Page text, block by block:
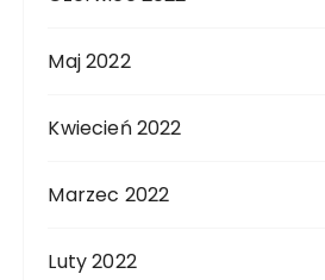
Maj 2022
Kwiecień 2022
Marzec 2022
Luty 2022